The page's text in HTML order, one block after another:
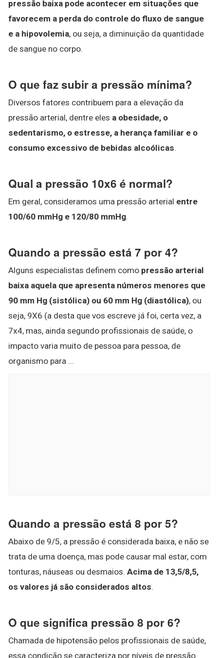
pressão baixa pode acontecer em situações que
favorecem a perda do controle do fluxo de sangue
e a hipovolemia, ou seja, a diminuição da quantidade
de sangue no corpo.
O que faz subir a pressão mínima?
Diversos fatores contribuem para a elevação da
pressão arterial, dentre eles a obesidade, o
sedentarismo, o estresse, a herança familiar e o
consumo excessivo de bebidas alcoólicas.
Qual a pressão 10x6 é normal?
Em geral, consideramos uma pressão arterial entre
100/60 mmHg e 120/80 mmHg.
Quando a pressão está 7 por 4?
Alguns especialistas definem como pressão arterial
baixa aquela que apresenta números menores que
90 mm Hg (sistólica) ou 60 mm Hg (diastólica), ou
seja, 9X6 (a desta que vos escreve já foi, certa vez, a
7x4, mas, ainda segundo profissionais de saúde, o
impacto varia muito de pessoa para pessoa, de
organismo para ...
Quando a pressão está 8 por 5?
Abaixo de 9/5, a pressão é considerada baixa, e não se
trata de uma doença, mas pode causar mal estar, com
tonturas, náuseas ou desmaios. Acima de 13,5/8,5,
os valores já são considerados altos.
O que significa pressão 8 por 6?
Chamada de hipotensão pelos profissionais de saúde,
essa condição se caracteriza por níveis de pressão